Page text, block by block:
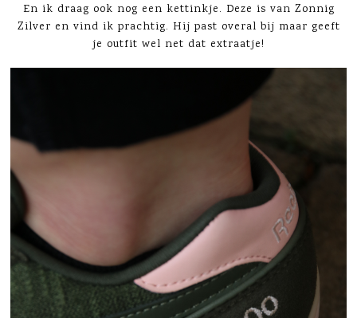
En ik draag ook nog een kettinkje. Deze is van Zonnig
Zilver en vind ik prachtig. Hij past overal bij maar geeft
je outfit wel net dat extraatje!